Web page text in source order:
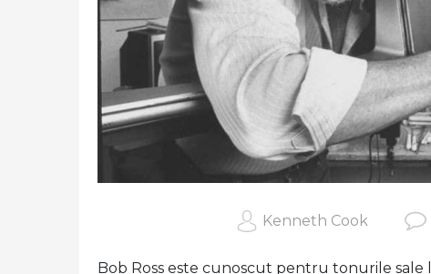
Kenneth Cook
Bob Ross este cunoscut pentru tonurile sale